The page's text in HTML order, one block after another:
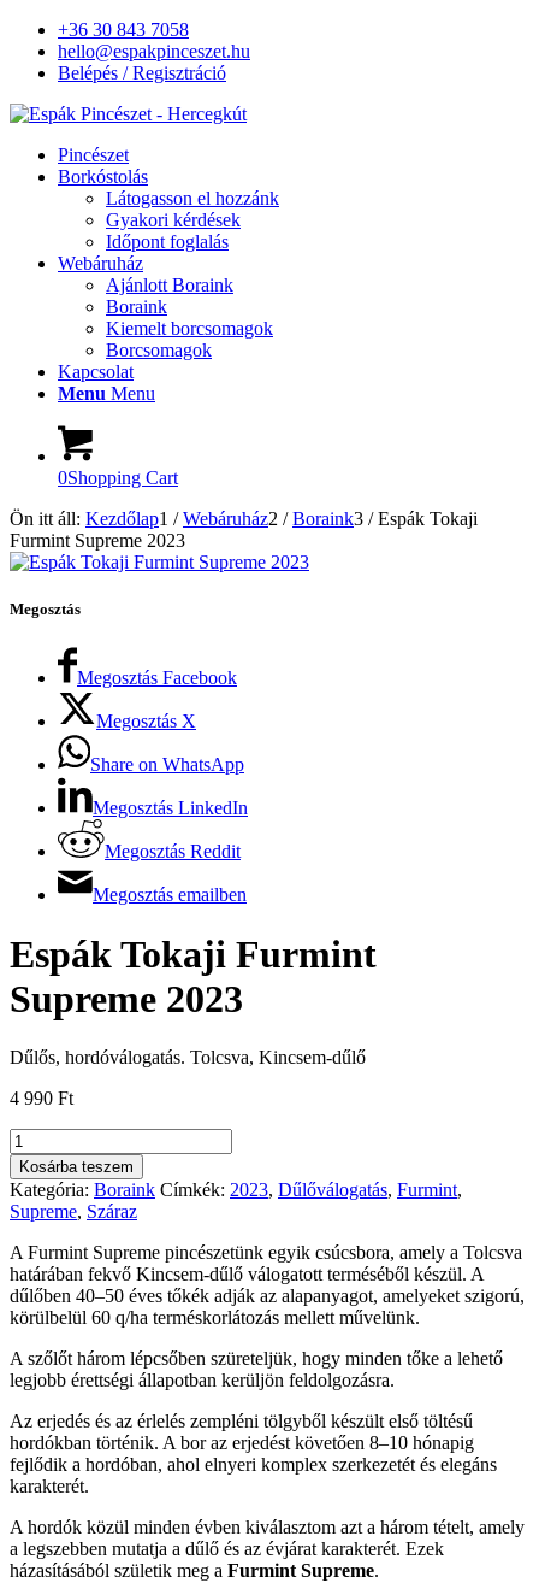
+36 30 843 7058
hello@espakpinceszet.hu
Belépés / Regisztráció
Pincészet
Borkóstolás
Látogasson el hozzánk
Gyakori kérdések
Időpont foglalás
Webáruház
Ajánlott Boraink
Boraink
Kiemelt borcsomagok
Borcsomagok
Kapcsolat
Menu Menu
0Shopping Cart
Ön itt áll: Kezdőlap1 / Webáruház2 / Boraink3 / Espák Tokaji
Furmint Supreme 2023
Megosztás
Megosztás Facebook
Megosztás X
Share on WhatsApp
Megosztás LinkedIn
Megosztás Reddit
Megosztás emailben
Espák Tokaji Furmint
Supreme 2023
Dűlős, hordóválogatás. Tolcsva, Kincsem-dűlő
4 990 Ft
Espák
Tokaji
Furmint
Supreme
2023
mennyiség
Kosárba teszem
Kategória: Boraink Címkék: 2023, Dűlőválogatás, Furmint,
Supreme, Száraz
A Furmint Supreme pincészetünk egyik csúcsbora, amely a Tolcsva
határában fekvő Kincsem-dűlő válogatott terméséből készül. A
dűlőben 40–50 éves tőkék adják az alapanyagot, amelyeket szigorú,
körülbelül 60 q/ha terméskorlátozás mellett művelünk.
A szőlőt három lépcsőben szüreteljük, hogy minden tőke a lehető
legjobb érettségi állapotban kerüljön feldolgozásra.
Az erjedés és az érlelés zempléni tölgyből készült első töltésű
hordókban történik. A bor az erjedést követően 8–10 hónapig
fejlődik a hordóban, ahol elnyeri komplex szerkezetét és elegáns
karakterét.
A hordók közül minden évben kiválasztom azt a három tételt, amely
a legszebben mutatja a dűlő és az évjárat karakterét. Ezek
házasításából születik meg a Furmint Supreme.